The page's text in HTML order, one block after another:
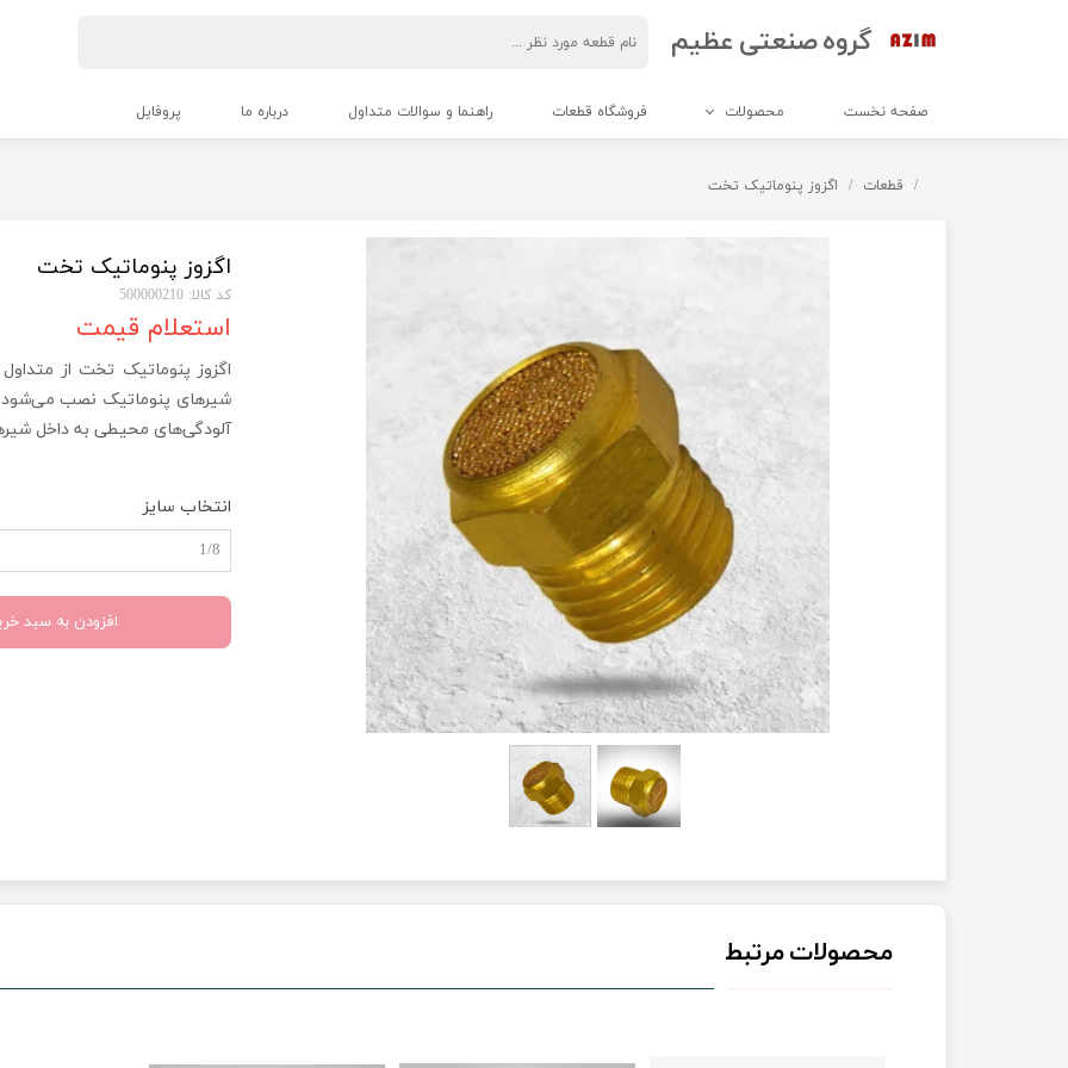
گروه صنعتی عظیم
صفحه نخست محصولات فروشگاه قطعات راهنما و سوالات متداول درباره ما پروفایل
قطعات اگزوز پنوماتیک تخت
اگزوز پنوماتیک تخت
کد کالا: 500000210
استعلام قیمت
اگزوز پنوماتیک تخت از
شیرهای پنوماتیک نصب می‌شود.
آلودگی‌های محیطی به داخل
انتخاب سایز
1/8
افزودن به سبد
محصولات مرتبط